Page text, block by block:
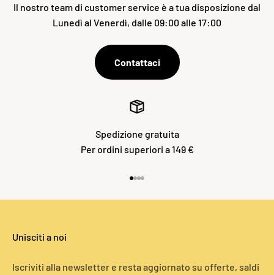
Il nostro team di customer service è a tua disposizione dal
Lunedì al Venerdì, dalle 09:00 alle 17:00
Contattaci
Spedizione gratuita
Per ordini superiori a 149 €
Unisciti a noi
Iscriviti alla newsletter e resta aggiornato su offerte, saldi